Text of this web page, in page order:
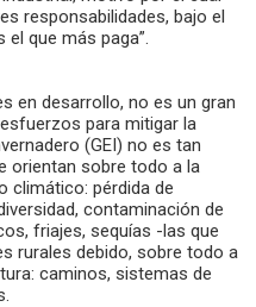
responsabilidades, bajo el
que más paga”.
en desarrollo, no es un gran
para mitigar la
(GEI) no es tan
orientan sobre todo a la
climático: pérdida de
contaminación de
friajes, sequías -las que
rurales debido, sobre todo a
caminos, sistemas de